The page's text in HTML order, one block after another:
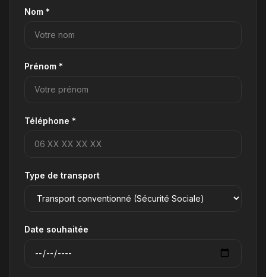
Nom *
Prénom *
Téléphone *
Type de transport
Date souhaitée